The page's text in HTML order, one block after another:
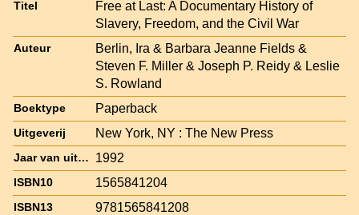
Titel
Free at Last: A Documentary History of
Slavery, Freedom, and the Civil War
Auteur
Berlin, Ira & Barbara Jeanne Fields &
Steven F. Miller & Joseph P. Reidy & Leslie
S. Rowland
Boektype Paperback
Uitgeverij New York, NY : The New Press
Jaar van uitgave 1992
ISBN10 1565841204
ISBN13 9781565841208